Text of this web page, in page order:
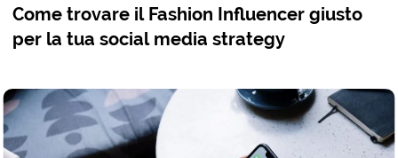
Come trovare il Fashion Influencer giusto
per la tua social media strategy